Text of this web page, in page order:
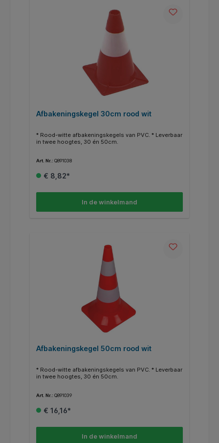
Afbakeningskegel 30cm rood wit
* Rood-witte afbakeningskegels van PVC. * Leverbaar
in twee hoogtes, 30 én 50cm.
Art. Nr.: Q891038
€ 8,82*
In de winkelmand
Afbakeningskegel 50cm rood wit
* Rood-witte afbakeningskegels van PVC. * Leverbaar
in twee hoogtes, 30 én 50cm.
Art. Nr.: Q891039
€ 16,16*
In de winkelmand